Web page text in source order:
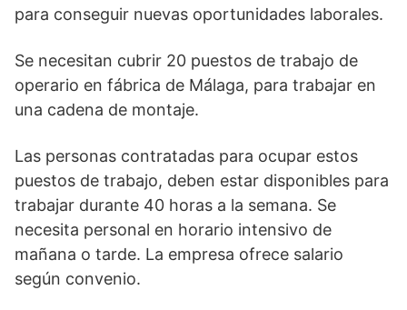
para conseguir nuevas oportunidades laborales.
Se necesitan cubrir 20 puestos de trabajo de
operario en fábrica de Málaga, para trabajar en
una cadena de montaje.
Las personas contratadas para ocupar estos
puestos de trabajo, deben estar disponibles para
trabajar durante 40 horas a la semana. Se
necesita personal en horario intensivo de
mañana o tarde. La empresa ofrece salario
según convenio.